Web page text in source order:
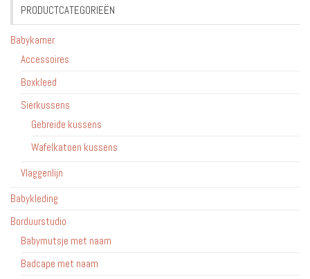
worden
PRODUCTCATEGORIEËN
Babykamer
Accessoires
Boxkleed
Sierkussens
Gebreide kussens
Wafelkatoen kussens
Vlaggenlijn
Babykleding
Borduurstudio
Babymutsje met naam
Badcape met naam